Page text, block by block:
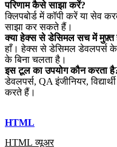
परिणाम कैसे साझा करें?
क्लिपबोर्ड में कॉपी करें या सेव
साझा कर सकते हैं।
क्या हेक्स से डेसिमल सच में मुफ़्त
हाँ। हेक्स से डेसिमल डेवलपर्स
के बिना चलता है।
इस टूल का उपयोग कौन करता
डेवलपर्स, QA इंजीनियर,
करते हैं।
HTML
HTML व्यूअर